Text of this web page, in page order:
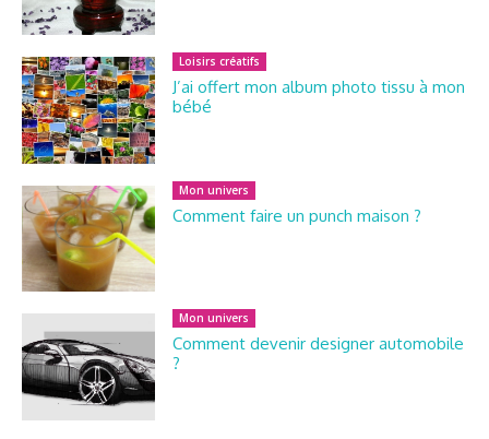
Loisirs créatifs
J’ai offert mon album photo tissu à mon
bébé
Mon univers
Comment faire un punch maison ?
Mon univers
Comment devenir designer automobile
?